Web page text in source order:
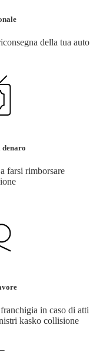
della tua auto
denaro
farsi rimborsare
in caso di atti
kasko collisione